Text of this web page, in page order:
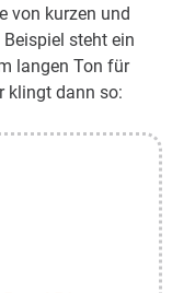
von kurzen und
steht ein
langen Ton für
klingt dann so: